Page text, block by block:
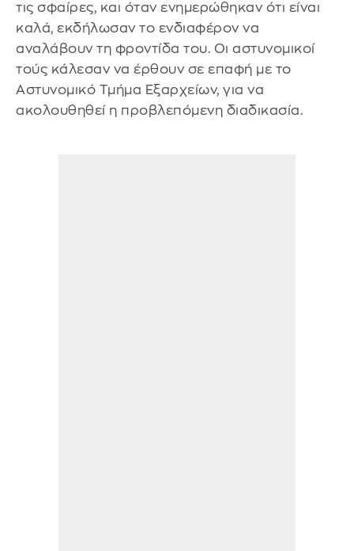
τις σφαίρες, και όταν ενημερώθηκαν ότι είναι
καλά, εκδήλωσαν το ενδιαφέρον να
αναλάβουν τη φροντίδα του. Οι αστυνομικοί
τούς κάλεσαν να έρθουν σε επαφή με το
Αστυνομικό Τμήμα Εξαρχείων, για να
ακολουθηθεί η προβλεπόμενη διαδικασία.